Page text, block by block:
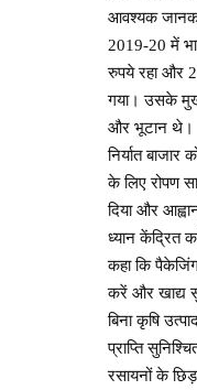
आवश्यक
2019-20 में
रुपये रहा और
गया। उसके
और भूटान थे।
निर्यात
के लिए रोपण
दिया और
ध्यान केंद्रित
कहा कि
करें और खाद्य
बिना कृषि
प्राप्ति
रसायनों के